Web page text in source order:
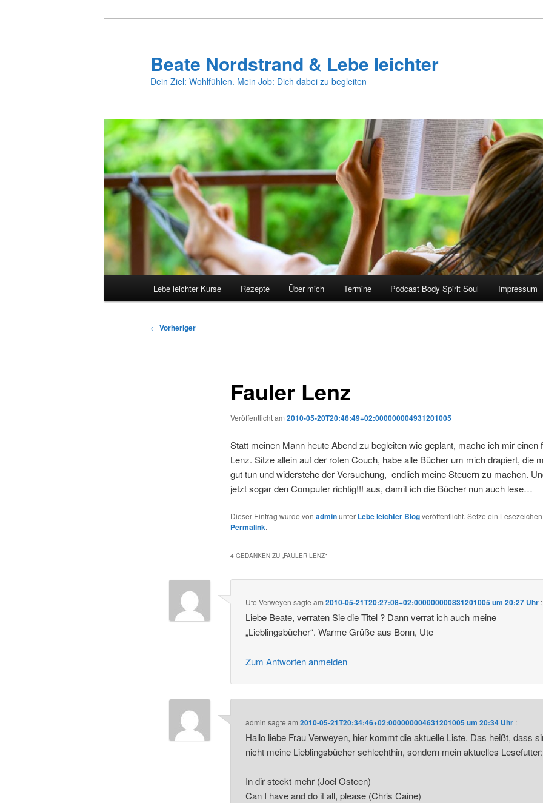
Beate Nordstrand & Lebe leichter
Dein Ziel: Wohlfühlen. Mein Job: Dich dabei zu begleiten
Lebe leichter Kurse Rezepte Über mich Termine Podcast Body Spirit Soul Impressum
Beitragsnavigation
← Vorheriger
Fauler Lenz
Veröffentlicht am 2010-05-20T20:46:49+02:000000004931201005
Statt meinen Mann heute Abend zu begleiten wie geplant, mache ich mir einen
Lenz. Sitze allein auf der roten Couch, habe alle Bücher um mich drapiert, die
gut tun und widerstehe der Versuchung, endlich meine Steuern zu machen.
jetzt sogar den Computer richtig!!! aus, damit ich die Bücher nun auch lese…
Dieser Eintrag wurde von adminunter Lebe leichter Blogveröffentlicht. Setze ein
Permalink.
4 GEDANKEN ZU „FAULER LENZ“
Ute Verweyen sagte am2010-05-21T20:27:08+02:000000000831201005 um 20:27 Uhr :
Liebe Beate, verraten Sie die Titel ? Dann verrat ich auch meine
„Lieblingsbücher“. Warme Grüße aus Bonn, Ute
Zum Antworten anmelden
admin sagte am2010-05-21T20:34:46+02:000000004631201005 um 20:34 Uhr :
Hallo liebe Frau Verweyen, hier kommt die aktuelle Liste. Das heißt, dass
nicht meine Lieblingsbücher schlechthin, sondern mein aktuelles Lesefutter:
In dir steckt mehr (Joel Osteen)
Can I have and do it all, please (Chris Caine)